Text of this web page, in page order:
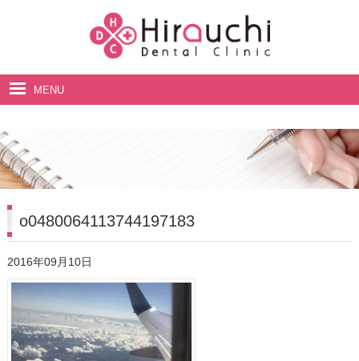
MENU
料金表
o0480064113744197183
2016年09月10日